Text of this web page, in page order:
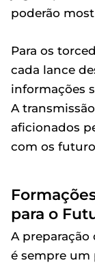
poderão
Para os
cada lance
informações
A
aficionados
com os
para o
A preparação
é sempre um